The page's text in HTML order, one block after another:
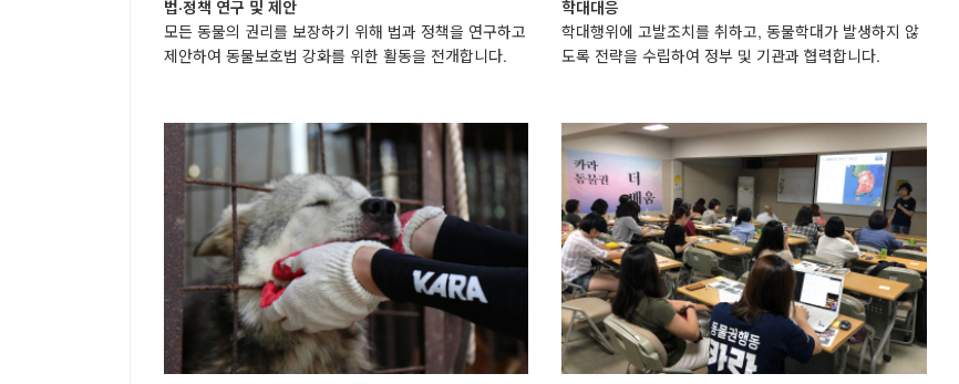
법·정책 연구 및 제안
모든 동물의 권리를 보장하기 위해 법과 정책을 연구하고
제안하여 동물보호법 강화를 위한 활동을 전개합니다.
학대대응
학대행위에 고발조치를 취하고, 동물학대가 발생하지 않
도록 전략을 수립하여 정부 및 기관과 협력합니다.